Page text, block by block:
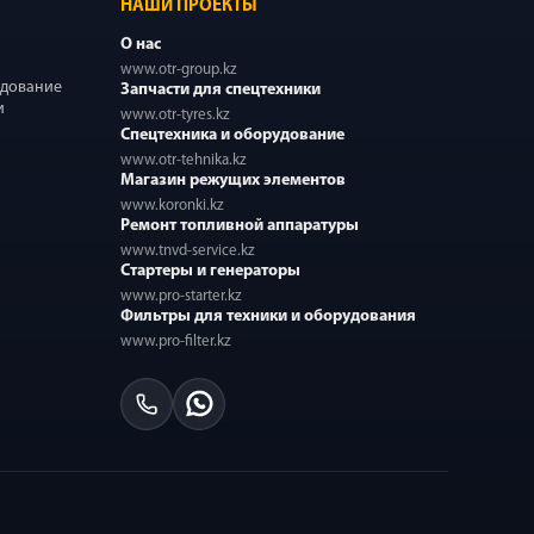
НАШИ ПРОЕКТЫ
О нас
www.otr-group.kz
Запчасти для спецтехники
www.otr-tyres.kz
Спецтехника и оборудование
www.otr-tehnika.kz
Магазин режущих элементов
www.koronki.kz
Ремонт топливной аппаратуры
www.tnvd-service.kz
Стартеры и генераторы
www.pro-starter.kz
Фильтры для техники и оборудования
www.pro-filter.kz